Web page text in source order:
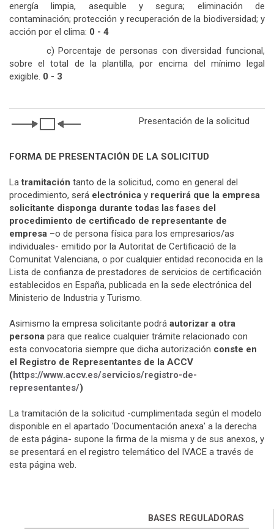
energía limpia, asequible y segura; eliminación de
contaminación; protección y recuperación de la biodiversidad; y
acción por el clima: 0 - 4
c) Porcentaje de personas con diversidad funcional,
sobre el total de la plantilla, por encima del mínimo legal
exigible. 0 - 3
Presentación de la solicitud
FORMA DE PRESENTACIÓN DE LA SOLICITUD
Latramitación tanto de la solicitud, como en general del
procedimiento, será electrónica y requerirá que la empresa
solicitante disponga durante todas las fases del
procedimiento de certificado de representante de
empresa –o de persona física para los empresarios/as
individuales- emitido por la Autoritat de Certificació de la
Comunitat Valenciana, o por cualquier entidad reconocida en la
Lista de confianza de prestadores de servicios de certificación
establecidos en España, publicada en la sede electrónica del
Ministerio de Industria y Turismo.
Asimismo la empresa solicitante podrá autorizar a otra
persona para que realice cualquier trámite relacionado con
esta convocatoria siempre que dicha autorización conste en
el Registro de Representantes de la ACCV
(https://www.accv.es/servicios/registro-de-
representantes/)
La tramitación de la solicitud -cumplimentada según el modelo
disponible en el apartado 'Documentación anexa' a la derecha
de esta página- supone la firma de la misma y de sus anexos, y
se presentará en el registro telemático del IVACE a través de
esta página web.
BASES REGULADORAS